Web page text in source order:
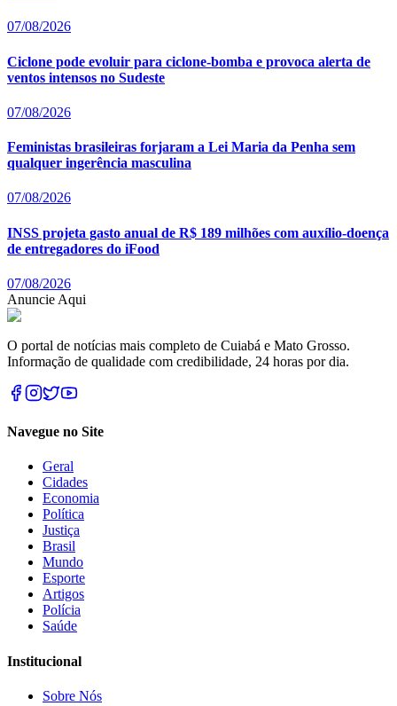
07/08/2026
Ciclone pode evoluir para ciclone-bomba e provoca alerta de
ventos intensos no Sudeste
07/08/2026
Feministas brasileiras forjaram a Lei Maria da Penha sem
qualquer ingerência masculina
07/08/2026
INSS projeta gasto anual de R$ 189 milhões com auxílio-doença
de entregadores do iFood
07/08/2026
Anuncie Aqui
O portal de notícias mais completo de Cuiabá e Mato Grosso.
Informação de qualidade com credibilidade, 24 horas por dia.
Navegue no Site
Geral
Cidades
Economia
Política
Justiça
Brasil
Mundo
Esporte
Artigos
Polícia
Saúde
Institucional
Sobre Nós